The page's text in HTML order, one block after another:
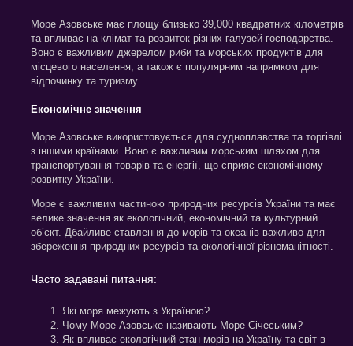
Море Азовське має площу близько 39,000 квадратних кілометрів
та впливає на клімат та розвиток різних галузей господарства.
Воно є важливим джерелом риби та морських продуктів для
місцевого населення, а також є популярним напрямком для
відпочинку та туризму.
Економічне значення
Море Азовське використовується для судноплавства та торгівлі
з іншими країнами. Воно є важливим морським шляхом для
транспортування товарів та енергії, що сприяє економічному
розвитку України.
Море є важливим частиною природних ресурсів України та має
велике значення як екологічний, економічний та культурний
об’єкт. Дбайливе ставлення до морів та океанів важливо для
збереження природних ресурсів та екологічної різноманітності.
Часто задавані питання:
Які моря межують з Україною?
Чому Море Азовське називають Море Січеським?
Як впливає екологічний стан морів на Україну та світ в